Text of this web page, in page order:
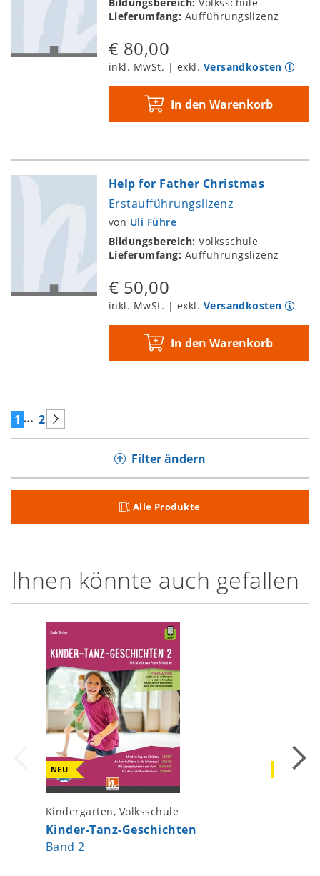
Lieferumfang: Aufführungslizenz
€ 80,00
inkl. MwSt. | exkl. Versandkosten
In den Warenkorb
Help for Father Christmas
Erstaufführungslizenz
von Uli Führe
Bildungsbereich:Volksschule
Lieferumfang: Aufführungslizenz
€ 50,00
inkl. MwSt. | exkl. Versandkosten
In den Warenkorb
1 … 2
Filter ändern
Alle Produkte
Ihnen könnte auch gefallen
NEU
Kindergarten, Volksschule
Kinder-Tanz-Geschichten
Band 2
NEU